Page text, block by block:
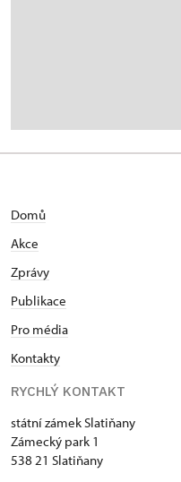
Domů
Akce
Zprávy
Publikace
Pro média
Kontakty
RYCHLÝ KONTAKT
státní zámek Slatiňany
Zámecký park 1
538 21 Slatiňany